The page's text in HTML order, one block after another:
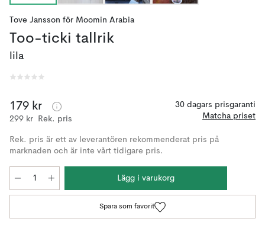
Tove Jansson för Moomin Arabia
Too-ticki tallrik
lila
179 kr
299 kr Rek. pris
30 dagars prisgaranti
Matcha priset
Rek. pris är ett av leverantören rekommenderat pris på
marknaden och är inte vårt tidigare pris.
Lägg i varukorg
Spara som favorit